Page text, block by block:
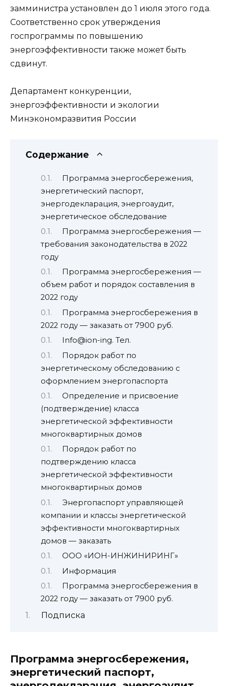
замминистра установлен до 1 июля этого года.
Соответственно срок утверждения
госпрограммы по повышению
энергоэффективности также может быть
сдвинут.
Департамент конкуренции,
энергоэффективности и экологии
Минэкономразвития России
Содержание
Программа энергосбережения,
энергетический паспорт,
энергодекларация, энергоаудит,
энергетическое обследование
Программа энергосбережения —
требования законодательства в 2022
году
Программа энергосбережения —
объем работ и порядок составления в
2022 году
Программа энергосбережения в
2022 году — заказать от 7900 руб.
Info@ion-ing. Тел.
Порядок работ по
энергетическому обследованию с
оформлением энергопаспорта
Определение и присвоение
(подтверждение) класса
энергетической эффективности
многоквартирных домов
Порядок работ по
подтверждению класса
энергетической эффективности
многоквартирных домов
Энергопаспорт управляющей
компании и классы энергетической
эффективности многоквартирных
домов — заказать
ООО «ИОН-ИНЖИНИРИНГ»
Информация
Программа энергосбережения в
2022 году — заказать от 7900 руб.
Подписка
Программа энергосбережения,
энергетический паспорт,